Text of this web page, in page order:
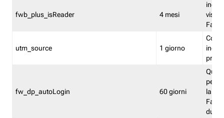
fwb_plus_isReader 4 mesi
utm_source 1 giorno
fw_dp_autoLogin 60 giorni
la